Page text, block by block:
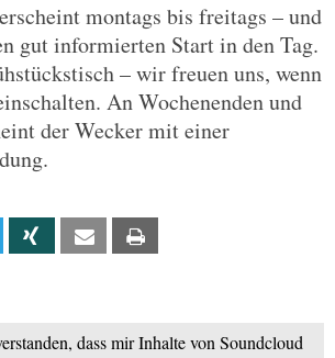
montags bis freitags – und
gut informierten Start in den Tag.
– wir freuen uns, wenn
An Wochenenden und
der Wecker mit einer
Linkedin Xing Email
dass mir Inhalte von Soundcloud